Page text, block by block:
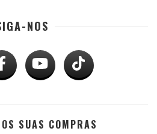
NOS
SUAS COMPRAS